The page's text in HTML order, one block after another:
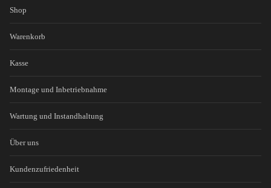
Shop
Warenkorb
Kasse
Montage und Inbetriebnahme
Wartung und Instandhaltung
Über uns
Kundenzufriedenheit